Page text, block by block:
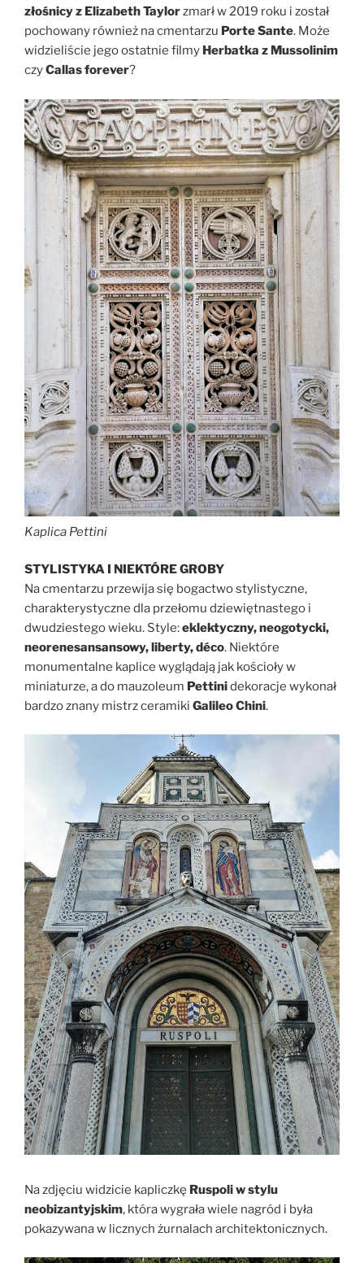
złośnicy z Elizabeth Taylorzmarł w 2019 roku i został
pochowany również na cmentarzu Porte Sante. Może
widzieliście jego ostatnie filmy Herbatka z Mussolinim
czyCallas forever?
Kaplica Pettini
STYLISTYKA I NIEKTÓRE GROBY
Na cmentarzu przewija się bogactwo stylistyczne,
charakterystyczne dla przełomu dziewiętnastego i
dwudziestego wieku. Style:eklektyczny, neogotycki,
neorenesansansowy, liberty, déco. Niektóre
monumentalne kaplice wyglądają jak kościoły w
miniaturze, a do mauzoleum Pettinidekoracje wykonał
bardzo znany mistrz ceramiki Galileo Chini.
Na zdjęciu widzicie kapliczkę Ruspoli w stylu
neobizantyjskim, która wygrała wiele nagród i była
pokazywana w licznych żurnalach architektonicznych.